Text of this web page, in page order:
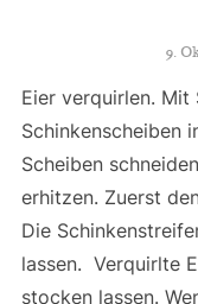
9.
Eier verquirlen. Mit
Schinkenscheiben
Scheiben
erhitzen. Zuerst
Die
lassen. Verquirlte
stocken lassen.